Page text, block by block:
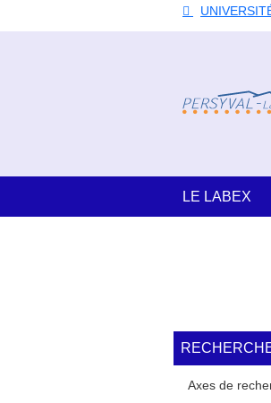
Navigation principale
LE LABEX
Axes de